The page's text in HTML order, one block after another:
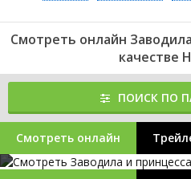
Смотреть онлайн
качестве
ПОИСК ПО
Смотреть онлайн